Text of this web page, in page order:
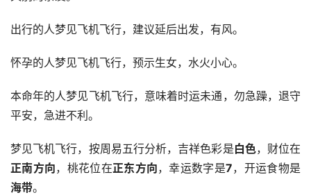
出行的人梦见飞机飞行，建议延后出发，有风。
怀孕的人梦见飞机飞行，预示生女，水火小心。
本命年的人梦见飞机飞行，意味着时运未通，勿急躁，退守
平安，急进不利。
梦见飞机飞行，按周易五行分析，吉祥色彩是白色，财位在
正南方向，桃花位在正东方向，幸运数字是7，开运食物是
海带。